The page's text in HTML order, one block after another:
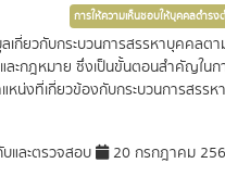
การให้ความเห็นชอบให้บุคคลดำร
เกี่ยวกับกระบวนการสรรหาบุคคลต
ะกฎหมาย ซึ่งเป็นขั้นตอนสำคัญใน
หน่งที่เกี่ยวข้องกับกระบวนการสรรห
และตรวจสอบ 20 กรกฎาคม